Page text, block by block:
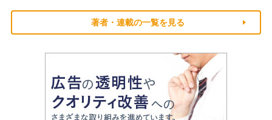
著者・連載の一覧を見る